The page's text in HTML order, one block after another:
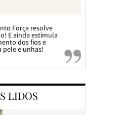
Força resolve
E ainda estimula
dos fios e
pele e unhas!
LIDOS